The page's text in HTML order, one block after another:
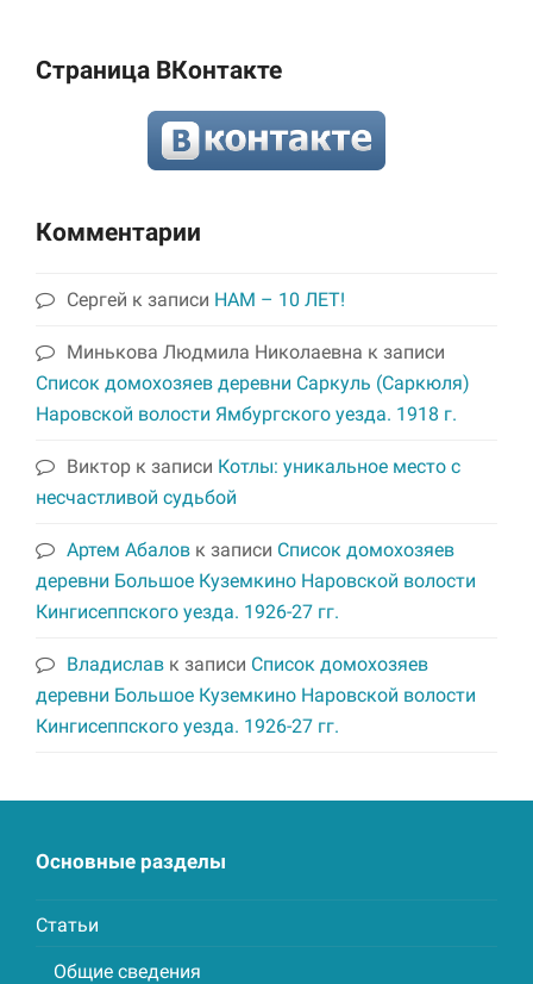
Страница ВКонтакте
Комментарии
Сергей к записи НАМ – 10 ЛЕТ!
Минькова Людмила Николаевна к записи
Список домохозяев деревни Саркуль (Саркюля)
Наровской волости Ямбургского уезда. 1918 г.
Виктор к записи Котлы: уникальное место с
несчастливой судьбой
Артем Абалов к записи Список домохозяев
деревни Большое Куземкино Наровской волости
Кингисеппского уезда. 1926-27 гг.
Владислав к записи Список домохозяев
деревни Большое Куземкино Наровской волости
Кингисеппского уезда. 1926-27 гг.
Основные разделы
Статьи
Общие сведения